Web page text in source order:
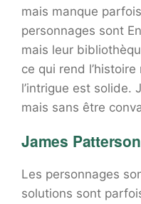
mais manque
personnages sont
mais leur
ce qui rend
l’intrigue est solide.
mais sans être
James
Les personnages
solutions sont